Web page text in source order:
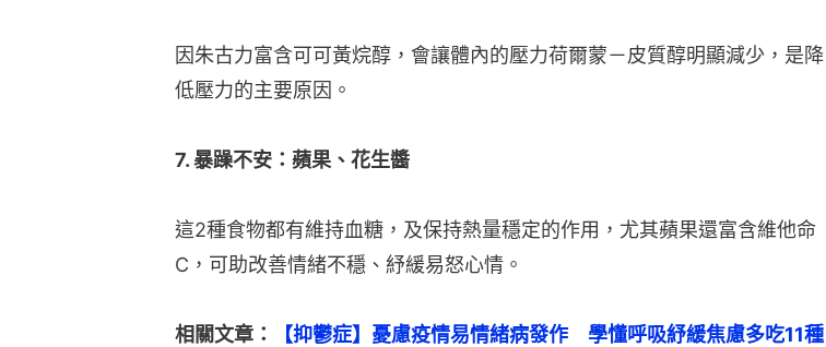
因朱古力富含可可黃烷醇，會讓體內的壓力荷爾蒙－皮質醇明顯減少，是降
低壓力的主要原因。
7. 暴躁不安：蘋果、花生醬
這2種食物都有維持血糖，及保持熱量穩定的作用，尤其蘋果還富含維他命
C，可助改善情緒不穩、紓緩易怒心情。
相關文章： 【抑鬱症】憂慮疫情易情緒病發作　學懂呼吸紓緩焦慮多吃11種